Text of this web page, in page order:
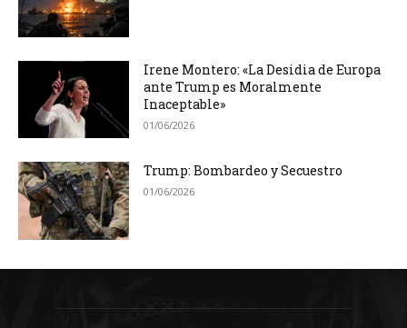
Irene Montero: «La Desidia de Europa
ante Trump es Moralmente
Inaceptable»
01/06/2026
Trump: Bombardeo y Secuestro
01/06/2026